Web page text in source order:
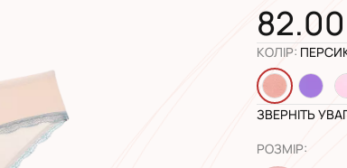
КОЛІР:
ЗВЕРНІТЬ
РОЗМІР: